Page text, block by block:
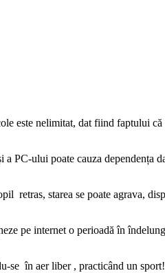
este nelimitat, dat fiind faptului că
PC-ului poate cauza dependența
retras, starea se poate agrava,
pe internet o perioadă în
se în aer liber , practicând un